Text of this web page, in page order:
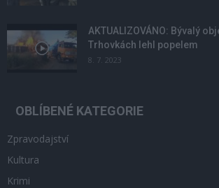
AKTUALIZOVÁNO: Bývalý
Trhovkách lehl popelem
8. 7. 2023
OBLÍBENÉ KATEGORIE
Zpravodajství
Kultura
Krimi